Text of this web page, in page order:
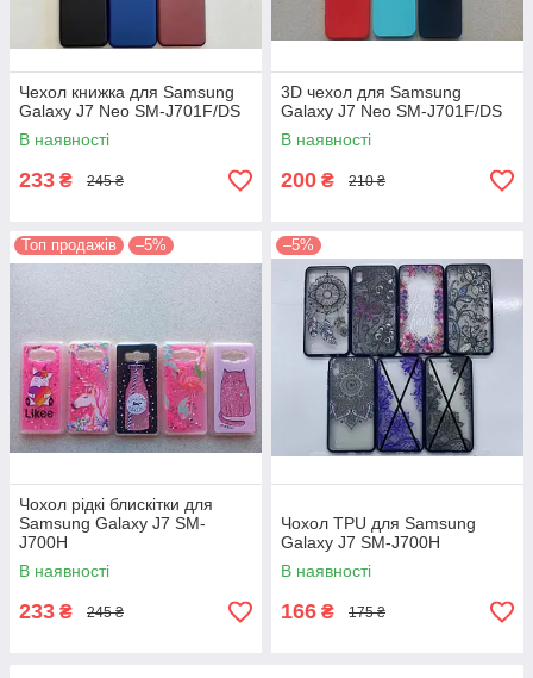
Чехол книжка для Samsung
Galaxy J7 Neo SM-J701F/DS
В наявності
233 ₴ 245 ₴
3D чехол для Samsung
Galaxy J7 Neo SM-J701F/DS
В наявності
200 ₴ 210 ₴
Топ продажів –5%
Чохол рідкі блискітки для
Samsung Galaxy J7 SM-
J700H
В наявності
233 ₴ 245 ₴
–5%
Чохол TPU для Samsung
Galaxy J7 SM-J700H
В наявності
166 ₴ 175 ₴